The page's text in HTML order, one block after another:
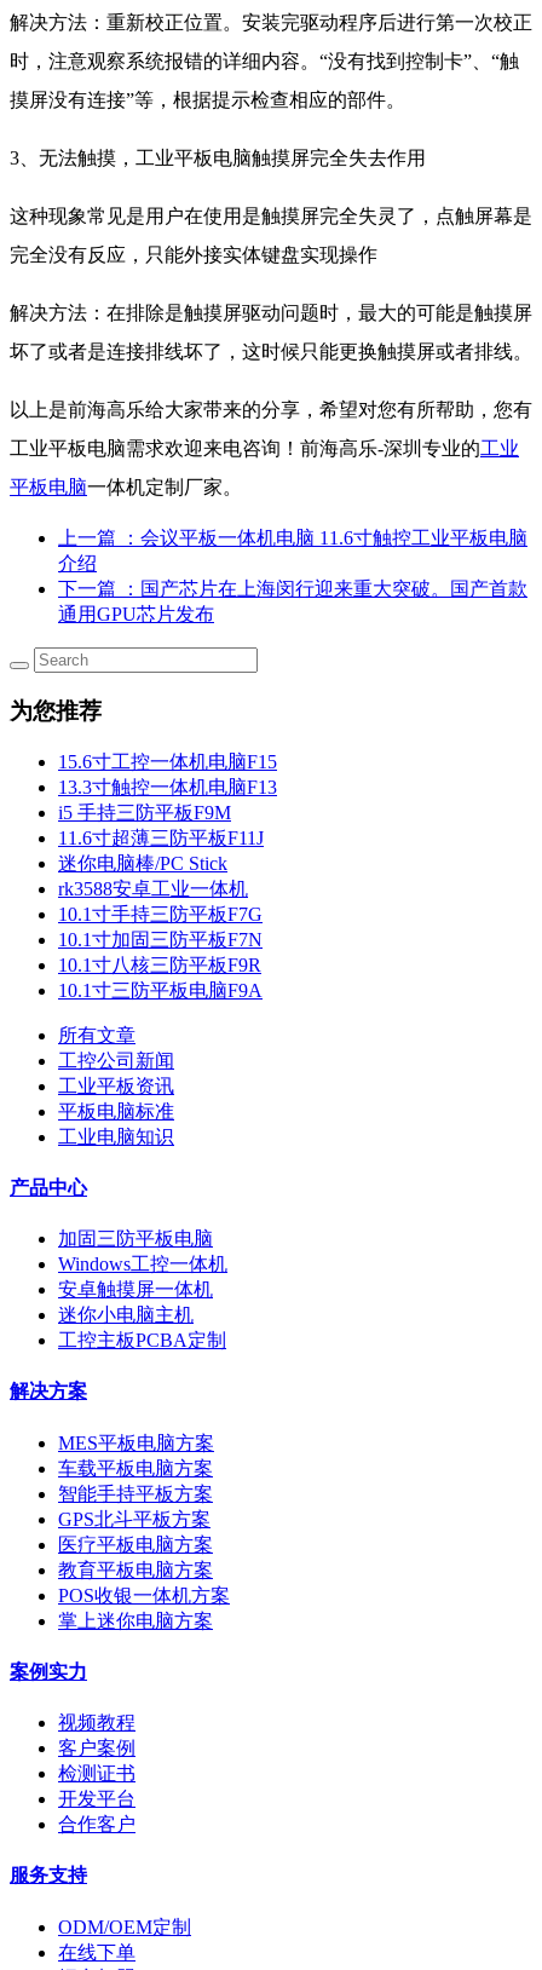
解决方法：重新校正位置。安装完驱动程序后进行第一次校正
时，注意观察系统报错的详细内容。“没有找到控制卡”、“触
摸屏没有连接”等，根据提示检查相应的部件。
3、无法触摸，工业平板电脑触摸屏完全失去作用
这种现象常见是用户在使用是触摸屏完全失灵了，点触屏幕是
完全没有反应，只能外接实体键盘实现操作
解决方法：在排除是触摸屏驱动问题时，最大的可能是触摸屏
坏了或者是连接排线坏了，这时候只能更换触摸屏或者排线。
以上是前海高乐给大家带来的分享，希望对您有所帮助，您有
工业平板电脑需求欢迎来电咨询！前海高乐-深圳专业的工业
平板电脑一体机定制厂家。
上一篇
：会议平板一体机电脑 11.6寸触控工业平板电脑
介绍
下一篇
：国产芯片在上海闵行迎来重大突破。国产首款
通用GPU芯片发布
为您推荐
15.6寸工控一体机电脑F15
13.3寸触控一体机电脑F13
i5 手持三防平板F9M
11.6寸超薄三防平板F11J
迷你电脑棒/PC Stick
rk3588安卓工业一体机
10.1寸手持三防平板F7G
10.1寸加固三防平板F7N
10.1寸八核三防平板F9R
10.1寸三防平板电脑F9A
所有文章
工控公司新闻
工业平板资讯
平板电脑标准
工业电脑知识
产品中心
加固三防平板电脑
Windows工控一体机
安卓触摸屏一体机
迷你小电脑主机
工控主板PCBA定制
解决方案
MES平板电脑方案
车载平板电脑方案
智能手持平板方案
GPS北斗平板方案
医疗平板电脑方案
教育平板电脑方案
POS收银一体机方案
掌上迷你电脑方案
案例实力
视频教程
客户案例
检测证书
开发平台
合作客户
服务支持
ODM/OEM定制
在线下单